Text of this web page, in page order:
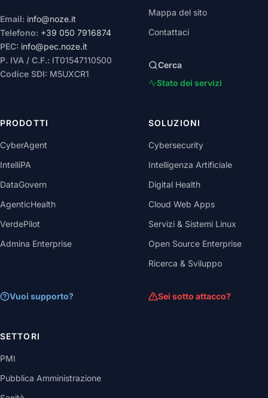
Email: info@noze.it
Telefono: +39 050 7916874
PEC: info@pec.noze.it
P. IVA / C.F.: IT01547110500
Codice SDI: M5UXCR1
Mappa del sito
Contattaci
Cerca
Stato dei servizi
PRODOTTI
CyberAgent
IntelliPA
DataGovern
AgenticHealth
VerdePilot
Admina Enterprise
Vuoi supporto?
SOLUZIONI
Cybersecurity
Intelligenza Artificiale
Digital Health
Cloud Web Apps
Servizi & Sistemi Linux
Open Source Enterprise
Ricerca & Sviluppo
Sei sotto attacco?
SETTORI
PMI
Pubblica Amministrazione